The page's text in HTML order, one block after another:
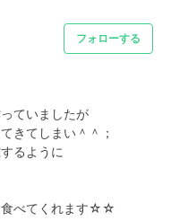
フォローする
ていましたが
きてしまい＾＾；
るように
食べてくれます☆☆